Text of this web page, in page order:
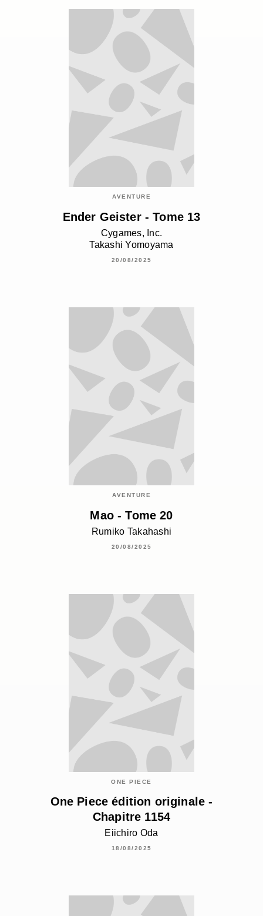
AVENTURE
Ender Geister - Tome 13
Cygames, Inc.
Takashi Yomoyama
20/08/2025
AVENTURE
Mao - Tome 20
Rumiko Takahashi
20/08/2025
ONE PIECE
One Piece édition originale -
Chapitre 1154
Eiichiro Oda
18/08/2025